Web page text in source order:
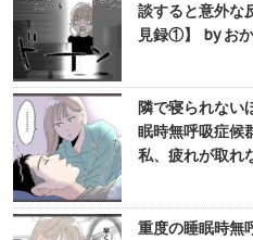
談すると意外な
見録①】 by お
隣で寝られない
眠時無呼吸症候
私、疲れが取れ
重度の睡眠時無